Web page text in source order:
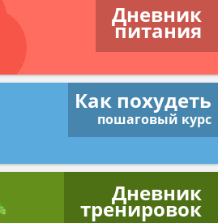
Дневник
питания
Как похудеть
пошаговый курс
Дневник
тренировок